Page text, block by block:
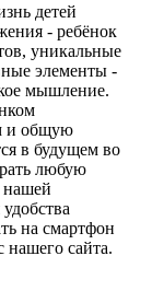
детей
- ребёнок
уникальные
элементы -
мышление.
и общую
в будущем во
любую
нашей
на смартфон
нашего сайта.